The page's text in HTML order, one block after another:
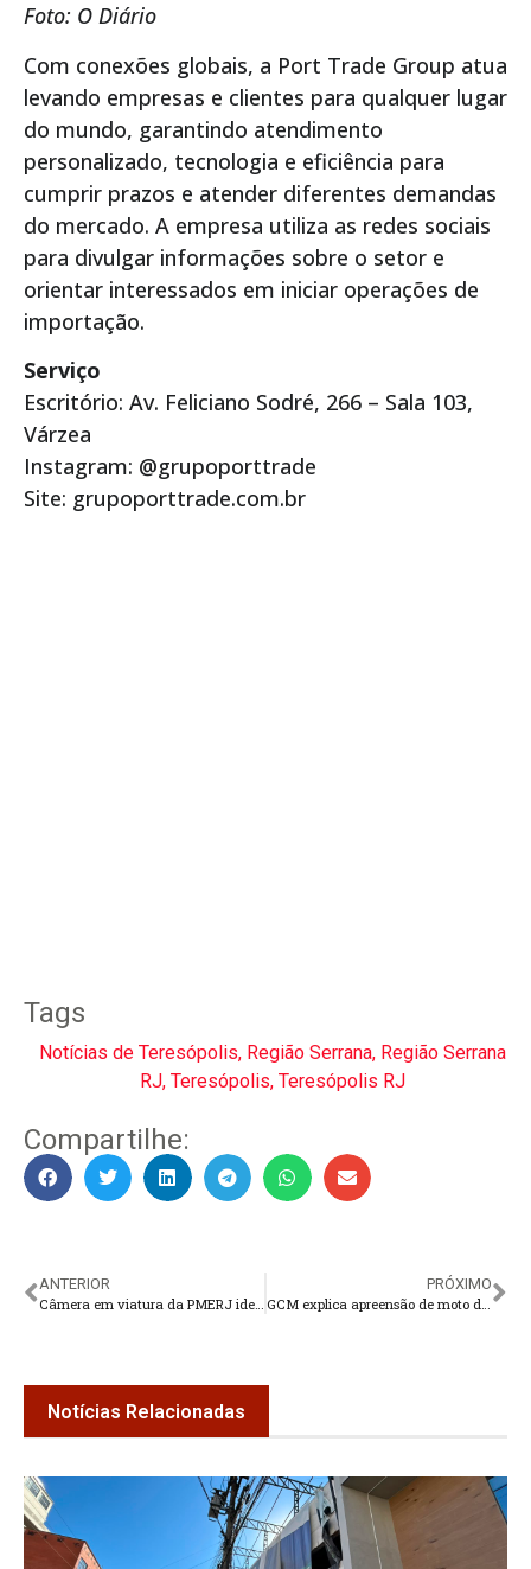
Foto: O Diário
Com conexões globais, a Port Trade Group atua
levando empresas e clientes para qualquer lugar
do mundo, garantindo atendimento
personalizado, tecnologia e eficiência para
cumprir prazos e atender diferentes demandas
do mercado. A empresa utiliza as redes sociais
para divulgar informações sobre o setor e
orientar interessados em iniciar operações de
importação.
Serviço
Escritório: Av. Feliciano Sodré, 266 – Sala 103,
Várzea
Instagram: @grupoporttrade
Site: grupoporttrade.com.br
Tags
Notícias de Teresópolis, Região Serrana, Região Serrana
RJ, Teresópolis, Teresópolis RJ
Compartilhe:
ANTERIOR
Câmera em viatura da PMERJ identifica carro clonado em Teresópolis
PRÓXIMO
GCM explica apreensão de moto de sósia de Vini Jr na Granja Comary
Notícias Relacionadas